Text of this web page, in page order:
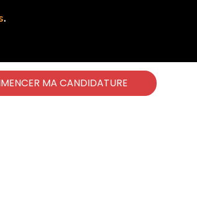
.
MA CANDIDATURE